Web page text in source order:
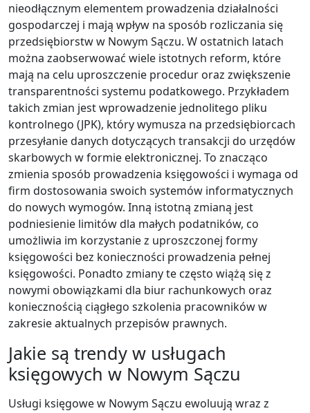
nieodłącznym elementem prowadzenia działalności
gospodarczej i mają wpływ na sposób rozliczania się
przedsiębiorstw w Nowym Sączu. W ostatnich latach
można zaobserwować wiele istotnych reform, które
mają na celu uproszczenie procedur oraz zwiększenie
transparentności systemu podatkowego. Przykładem
takich zmian jest wprowadzenie jednolitego pliku
kontrolnego (JPK), który wymusza na przedsiębiorcach
przesyłanie danych dotyczących transakcji do urzędów
skarbowych w formie elektronicznej. To znacząco
zmienia sposób prowadzenia księgowości i wymaga od
firm dostosowania swoich systemów informatycznych
do nowych wymogów. Inną istotną zmianą jest
podniesienie limitów dla małych podatników, co
umożliwia im korzystanie z uproszczonej formy
księgowości bez konieczności prowadzenia pełnej
księgowości. Ponadto zmiany te często wiążą się z
nowymi obowiązkami dla biur rachunkowych oraz
koniecznością ciągłego szkolenia pracowników w
zakresie aktualnych przepisów prawnych.
Jakie są trendy w usługach
księgowych w Nowym Sączu
Usługi księgowe w Nowym Sączu ewoluują wraz z